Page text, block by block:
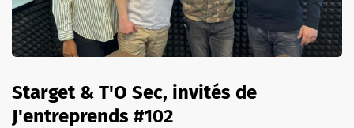
Starget & T'O Sec, invités de
J'entreprends #102